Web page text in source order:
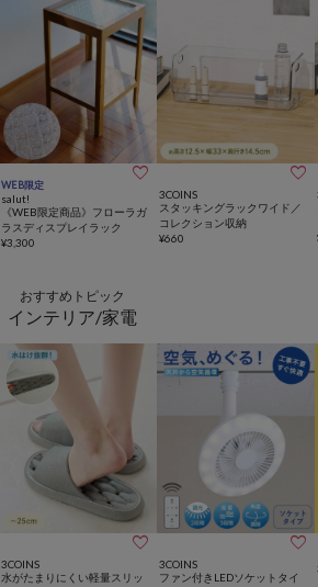
WEB限定 
salut!
《WEB限定商品》フローラガ
ラスディスプレイラック
¥3,300

3COINS
スタッキングラックワイド／
コレクション収納
¥660
おすすめトピック
インテリア/家電

3COINS
水がたまりにくい軽量スリッ

3COINS
ファン付きLEDソケットタイ